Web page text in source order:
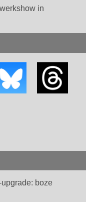
in
boze